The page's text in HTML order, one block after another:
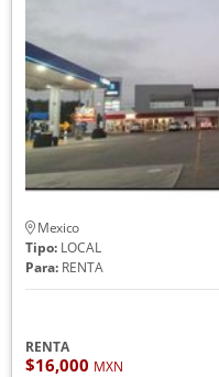
Mexico
Tipo:LOCAL
Para:RENTA
RENTA
$16,000 MXN